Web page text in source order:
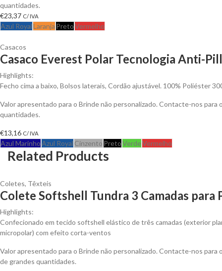
quantidades.
€23,37 C/ IVA
Azul RoyalLaranja PretoVermelho
Casacos
Casaco Everest Polar Tecnologia Anti-
Highlights:
Fecho cima a baixo, Bolsos laterais, Cordão ajustável. 100% Poliéster
Valor apresentado para o Brinde não personalizado. Contacte-nos
quantidades.
€13,16 C/ IVA
Azul MarinhoAzul Royal Cinzento PretoVerdeVermelho
Related Products
Coletes, Têxteis
Colete Softshell Tundra 3 Camadas para
Highlights:
Confecionado em tecido softshell elástico de três camadas (exterior
micropolar) com efeito corta-ventos
Valor apresentado para o Brinde não personalizado. Contacte-nos
de grandes quantidades.